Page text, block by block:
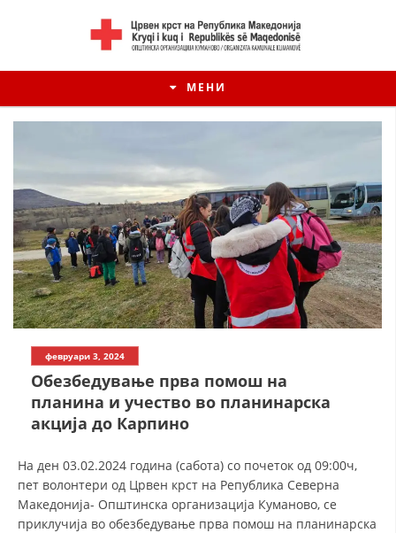
МЕНИ
ИСТОРИЈАТ НА ЦКРМ
ИСТОРИЈАТ НА ДВИЖЕЊЕТО
СТРУКТУРА И ОРГАНИЗАЦИОНА ПОСТАВЕНОСТ – ОПШТИНСКА
ОРГАНИЗАЦИЈА КУМАНОВО
ЗАКОН ЗА ЦКРМ
февруари 3, 2024
Обезбедување прва помош на
планина и учество во планинарска
акција до Карпино
На ден 03.02.2024 година (сабота) со почеток од 09:00ч,
пет волонтери од Црвен крст на Република Северна
Македонија- Општинска организација Куманово, се
приклучија во обезбедување прва помош нa планинарска